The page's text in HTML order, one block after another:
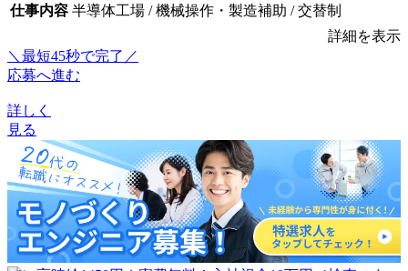
仕事内容 半導体工場 / 機械操作・製造補助 / 交替制
詳細を表示
＼最短45秒で完了／
応募へ進む
詳しく
見る